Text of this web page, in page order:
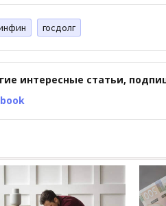
госдолг
интересные статьи,